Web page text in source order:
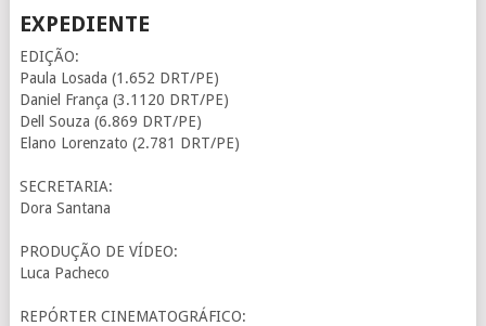
EXPEDIENTE
EDIÇÃO:
Paula Losada (1.652 DRT/PE)
Daniel França (3.1120 DRT/PE)
Dell Souza (6.869 DRT/PE)
Elano Lorenzato (2.781 DRT/PE)
SECRETARIA:
Dora Santana
PRODUÇÃO DE VÍDEO:
Luca Pacheco
REPÓRTER CINEMATOGRÁFICO: